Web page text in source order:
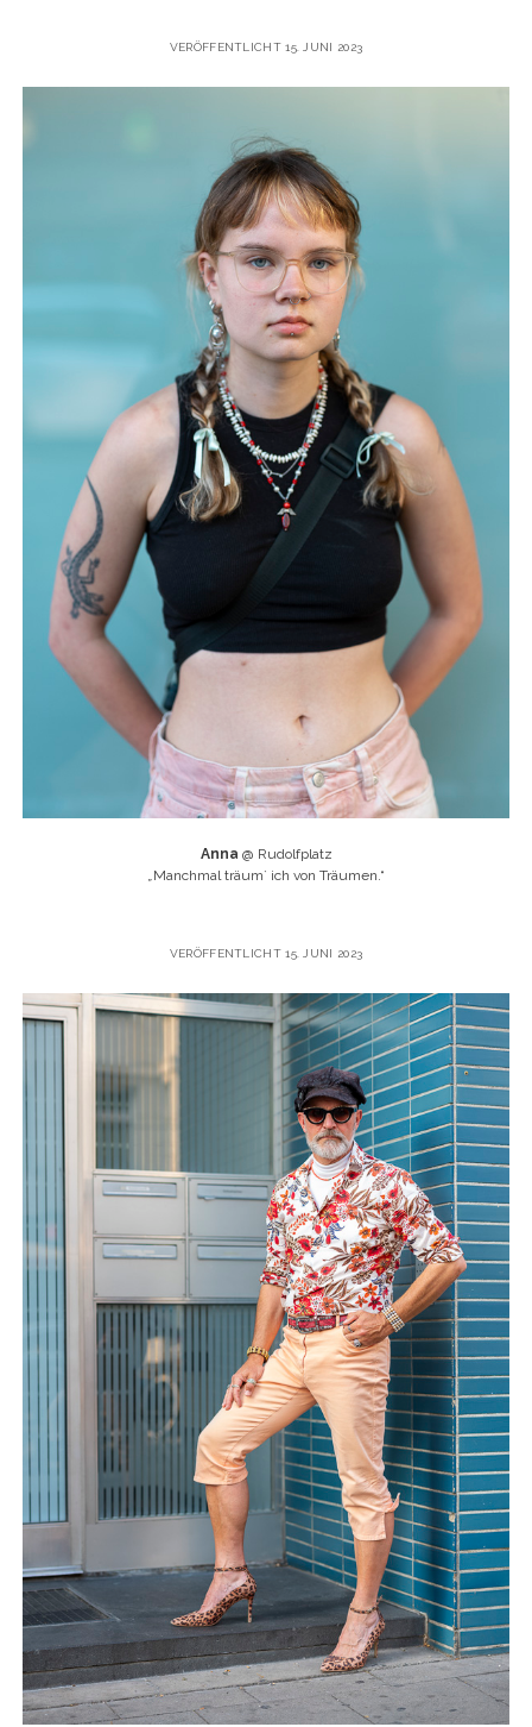
VERÖFFENTLICHT 15. JUNI 2023
Anna @ Rudolfplatz
Manchmal träum` ich von Träumen.“
VERÖFFENTLICHT 15. JUNI 2023